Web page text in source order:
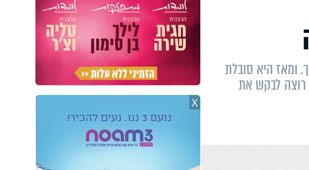
ומאז היא סובלת
לבקש את
X